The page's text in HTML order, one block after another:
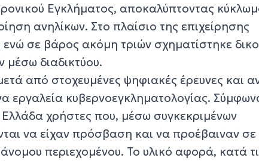
Εγκλήματος, αποκαλύπτοντας
ανηλίκων. Στο πλαίσιο της επιχείρησης
σε βάρος ακόμη τριών σχηματίστηκε
μέσω διαδικτύου.
από στοχευμένες ψηφιακές έρευνες και
εργαλεία κυβερνοεγκληματολογίας.
χρήστες που, μέσω συγκεκριμένων
να είχαν πρόσβαση και να προέβαιναν σε
περιεχομένου. Το υλικό αφορά, κατά